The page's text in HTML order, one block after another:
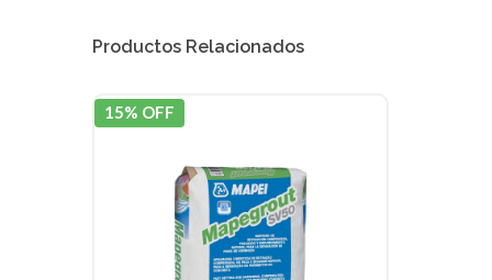
Productos Relacionados
15% OFF